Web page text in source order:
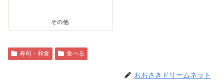
その他
寿司・和食 食べる
おおさきドリームネット